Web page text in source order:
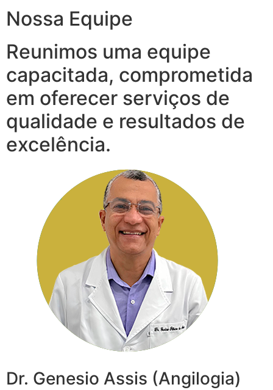
Nossa Equipe
Reunimos uma equipe
capacitada, comprometida
em oferecer serviços de
qualidade e resultados de
excelência.
Dr. Genesio Assis (Angilogia)